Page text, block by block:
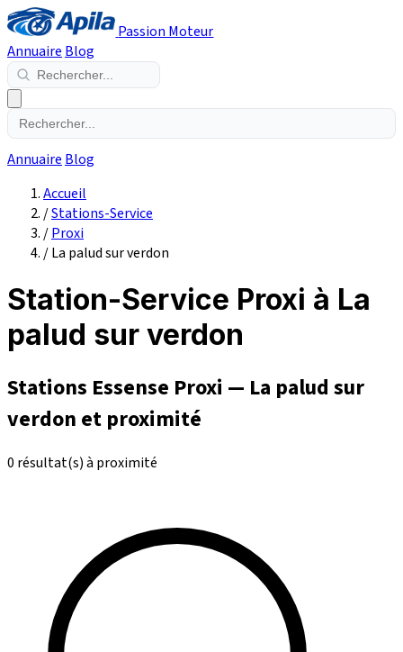
Passion Moteur
Annuaire Blog
Annuaire Blog
Accueil
/Stations-Service
/Proxi
/La palud sur verdon
Station-Service Proxi à La
palud sur verdon
Stations Essense Proxi — La palud sur
verdon et proximité
0 résultat(s) à proximité